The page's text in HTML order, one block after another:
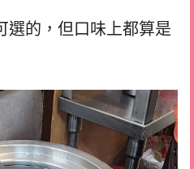
選的，但口味上都算是